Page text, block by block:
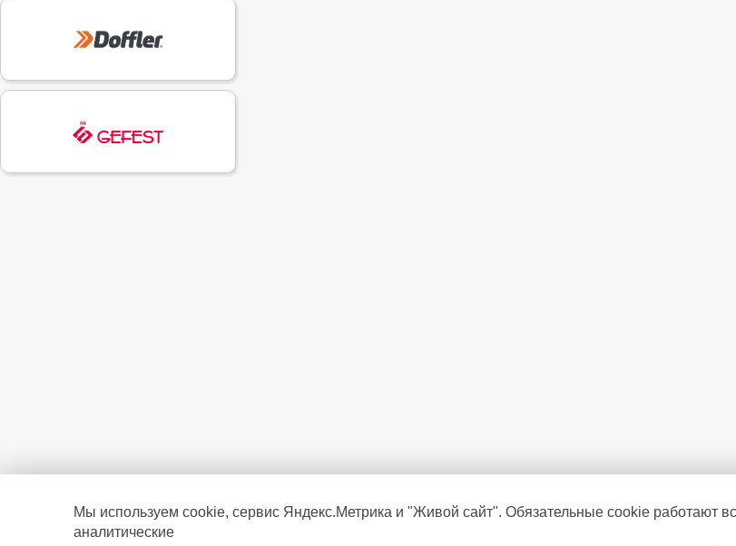
Мы используем cookie, сервис Яндекс.Метрика и "Живой сайт". Обязательные cookie работают
аналитические